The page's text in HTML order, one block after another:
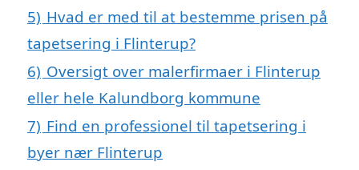
5) Hvad er med til at bestemme prisen på
tapetsering i Flinterup?
6) Oversigt over malerfirmaer i Flinterup
eller hele Kalundborg kommune
7) Find en professionel til tapetsering i
byer nær Flinterup